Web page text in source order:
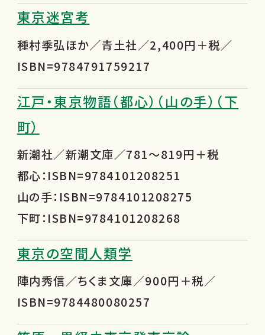
東京迷宮考
種村季弘ほか／青土社／2,400円＋税／
ISBN=9784791759217
江戸・東京物語（都心）（山の手）（下
町）
新潮社／新潮文庫／781～819円＋税
都心：ISBN=9784101208251
山の手：ISBN=9784101208275
下町：ISBN=9784101208268
東京の空間人類学
陣内秀信／ちくま文庫／900円＋税／
ISBN=9784480080257